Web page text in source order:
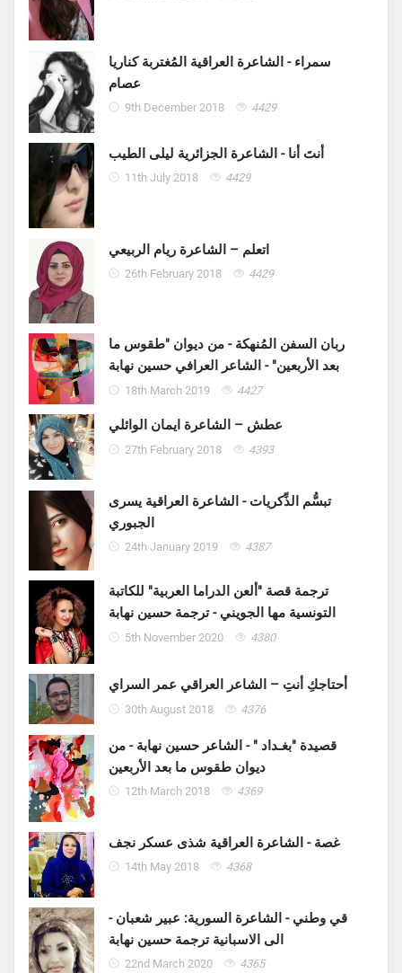
سمراء - الشاعرة العراقية المُغتربة كناريا
عصام
9th December 2018 4429
أنتَ أنا - الشاعرة الجزائرية ليلى الطيب
11th July 2018 4429
اتعلم – الشاعرة ريام الربيعي
26th February 2018 4429
ربان السفن المُنهكة - من ديوان "طقوس ما
بعد الأربعين" - الشاعر العرافي حسين نهابة
18th March 2019 4427
عطش – الشاعرة ايمان الوائلي
27th February 2018 4393
تبسُّم الذِّكريات - الشاعرة العراقية يسرى
الجبوري
24th January 2019 4387
ترجمة قصة "ألعن الدراما العربية" للكاتبة
التونسية مها الجويني - ترجمة حسين نهابة
5th November 2020 4380
أحتاجكِ أنتِ – الشاعر العراقي عمر السراي
30th August 2018 4376
قصيدة "بغـداد " - الشاعر حسين نهابة - من
ديوان طقوس ما بعد الأربعين
12th March 2018 4369
غصة - الشاعرة العراقية شذى عسكر نجف
14th May 2018 4368
قي وطني - الشاعرة السورية: عبير شعبان -
الى الاسبانية ترجمة حسين نهابة
22nd March 2020 4365